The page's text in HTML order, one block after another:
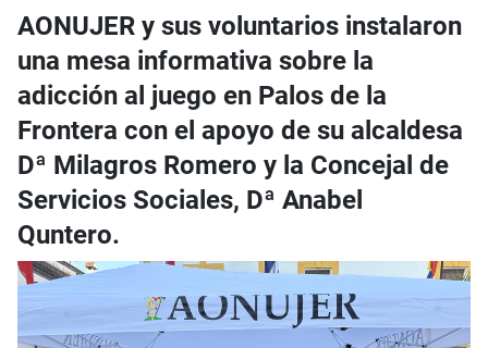
AONUJER y sus voluntarios instalaron
una mesa informativa sobre la
adicción al juego en Palos de la
Frontera con el apoyo de su alcaldesa
Dª Milagros Romero y la Concejal de
Servicios Sociales, Dª Anabel
Quntero.